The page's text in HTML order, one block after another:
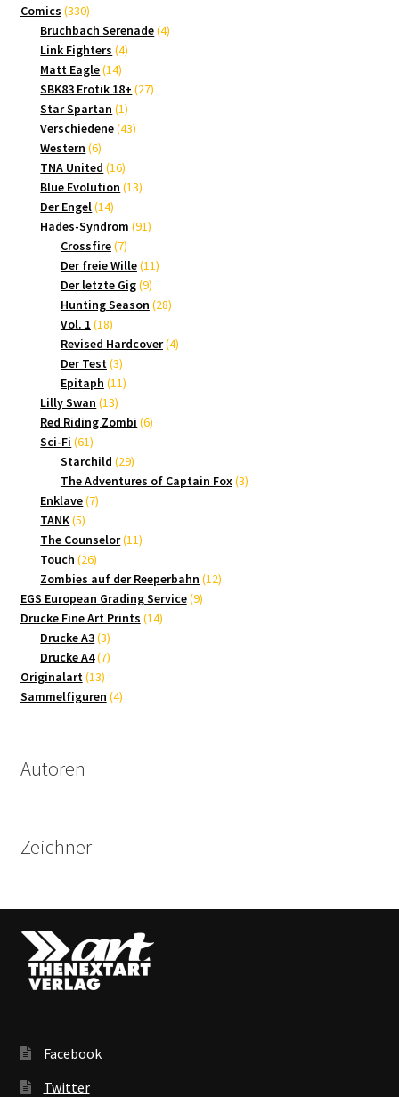
Comics 330330
Produkte
Bruchbach Serenade 44
Link Fighters 44
Matt Eagle 1414
Produkte
SBK83 Erotik 18+ 2727
Star Spartan 11
Produkt
Verschiedene 4343
Western 66
Produkte
TNA United 1616
Produkte
Blue Evolution 1313
Der Engel 1414
Produkte
Hades-Syndrom 9191
Crossfire 77
Produkte
Der freie Wille 1111
Der letzte Gig 99
Produkte
Hunting Season 2828
Vol. 1 1818
Produkte
Revised Hardcover 44
Der Test 33
Produkte
Epitaph 1111
Lilly Swan 1313
Produkte
Red Riding Zombi 66
Sci-Fi 6161
Produkte
Starchild 2929
Produkte
The Adventures of Captain Fox 33
Enklave 77
TANK 55
Produkte
The Counselor 1111
Touch 2626
Produkte
Zombies auf der Reeperbahn 1212
EGS European Grading Service 99
Drucke Fine Art Prints 1414
Drucke A3 33
Produkte
Drucke A4 77
Originalart 1313
Produkte
Sammelfiguren 44
Autoren
Zeichner
Facebook
Twitter